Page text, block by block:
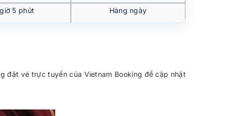
5 phút Hàng ngày
đặt vé trực tuyến của Vietnam Booking để cập nhật